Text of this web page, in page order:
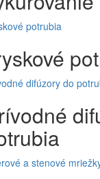
potrubia
difúzory do
a stenové